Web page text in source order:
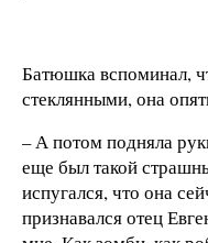
Батюшка вспоминал,
стеклянными, она
– А потом подняла
еще был такой
испугался, что она
признавался отец